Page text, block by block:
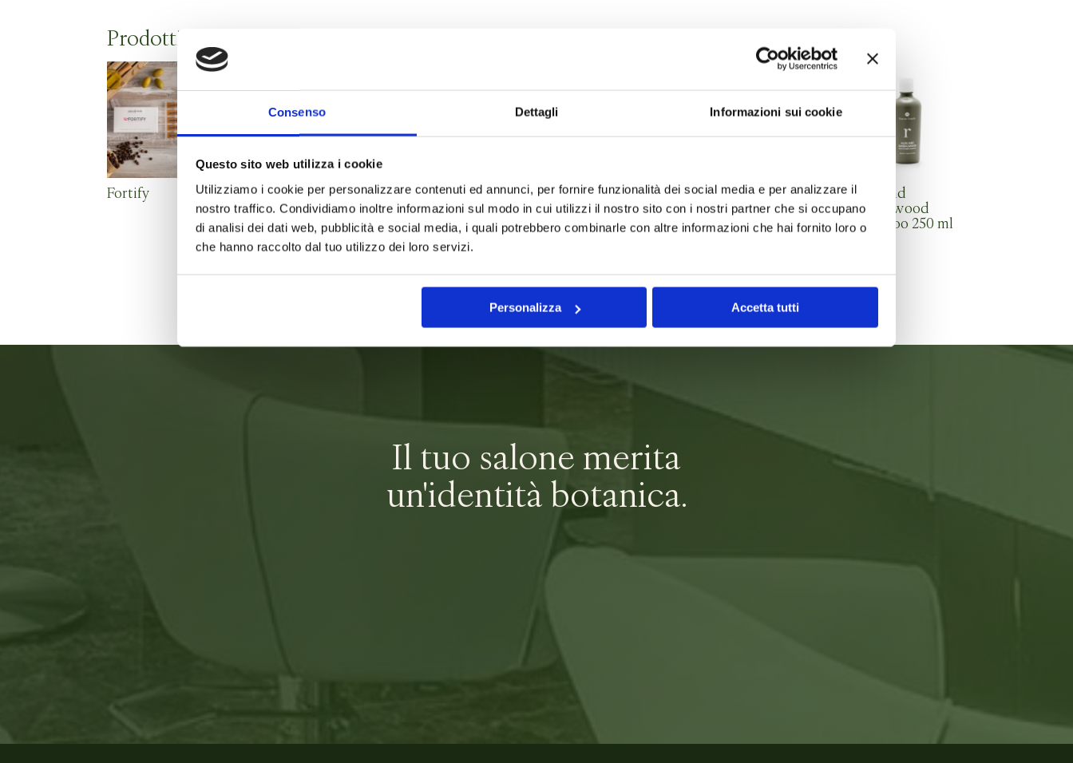
Consenso Dettagli Informazioni sui cookie
Questo sito web utilizza i cookie
Utilizziamo i cookie per personalizzare contenuti ed annunci, per fornire funzionalità dei social media e per analizzare il
nostro traffico. Condividiamo inoltre informazioni sul modo in cui utilizzi il nostro sito con i nostri partner che si occupano
di analisi dei dati web, pubblicità e social media, i quali potrebbero combinarle con altre informazioni che hai fornito loro o
che hanno raccolto dal tuo utilizzo dei loro servizi.
Personalizza Accetta tutti
Prodotti correlati
Fortify Lush Velvet Elixir
Orange Shampoo
250 ml
Stayfluffy
Lush Nourishing
Mask 200 ml
Aloe and
Sandalwood
Shampoo 250 ml
Il tuo salone merita
un'identità botanica.